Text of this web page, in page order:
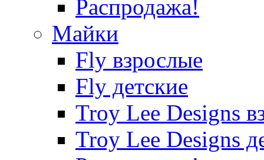
Распродажа!
Майки
Fly взрослые
Fly детские
Troy Lee Designs
Troy Lee Designs